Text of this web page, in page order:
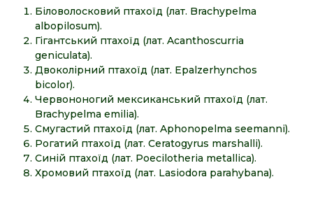
Біловолосковий птахоїд (лат. Brachypelma
albopilosum).
Гігантський птахоїд (лат. Acanthoscurria
geniculata).
Двоколірний птахоїд (лат. Epalzerhynchos
bicolor).
Червононогий мексиканський птахоїд (лат.
Brachypelma emilia).
Смугастий птахоїд (лат. Aphonopelma seemanni).
Рогатий птахоїд (лат. Ceratogyrus marshalli).
Синій птахоїд (лат. Poecilotheria metallica).
Хромовий птахоїд (лат. Lasiodora parahybana).